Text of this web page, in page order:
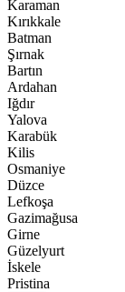
Karaman
Kırıkkale
Batman
Şırnak
Bartın
Ardahan
Iğdır
Yalova
Karabük
Kilis
Osmaniye
Düzce
Lefkoşa
Gazimağusa
Girne
Güzelyurt
İskele
Pristina